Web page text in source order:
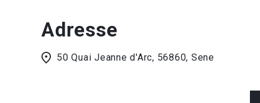
Adresse
50 Quai Jeanne d'Arc, 56860, Sene